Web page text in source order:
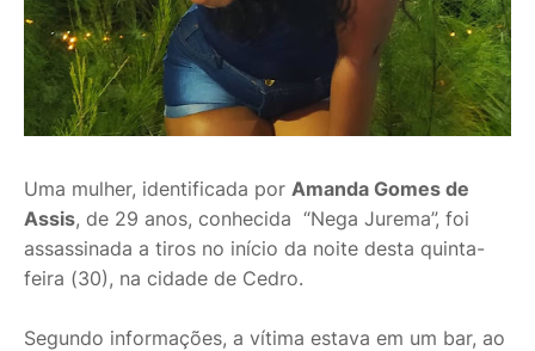
Uma mulher, identificada por Amanda Gomes de
Assis, de 29 anos, conhecida “Nega Jurema”, foi
assassinada a tiros no início da noite desta quinta-
feira (30), na cidade de Cedro.
Segundo informações, a vítima estava em um bar, ao